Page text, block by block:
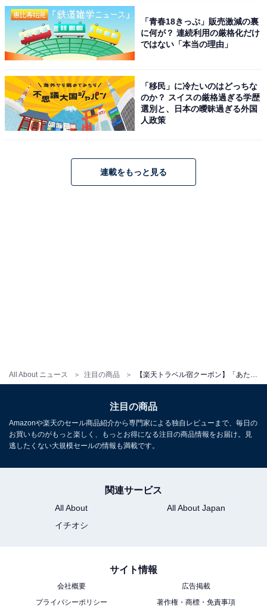
All About ニュース 注目の商品
こちらもおすすめ
【楽天トラベル宿クーポン】「天城東急リゾー
ト ホテルハーヴェスト天城高原」が今だけ特
別価格に！ 天空のリゾートで過ごす非日常ステ
イ【10月6日】
「青春18きっぷ」販売激減の裏
に何が？ 連続利用の厳格化だけ
ではない「本当の理由」
「移民」に冷たいのはどっちな
のか？ スイスの厳格過ぎる学歴
選別と、日本の曖昧過ぎる外国
人政策
連載をもっと見る
注目の商品
Amazonや楽天のセール商品紹介から専門家による独自レビューまで、毎日の
お買いものがもっと楽しく、もっとお得になる注目の商品情報をお届け。見
逃したくない大規模セールの情報も満載です。
関連サービス
All About
All About Japan
イチオシ
サイト情報
会社概要
広告掲載
プライバシーポリシー
著作権・商標・免責事項